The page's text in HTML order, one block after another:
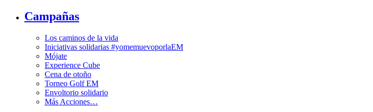
Campañas
Los caminos de la vida
Iniciativas solidarias #yomemuevoporlaEM
Mójate
Experience Cube
Cena de otoño
Torneo Golf EM
Envoltorio solidario
Más Acciones…